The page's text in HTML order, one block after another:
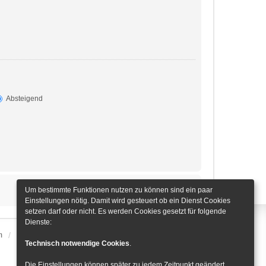
Absteigend
Um bestimmte Funktionen nutzen zu können sind ein paar
Einstellungen nötig. Damit wird gesteuert ob ein Dienst Cookies
setzen darf oder nicht. Es werden Cookies gesetzt für folgende
Dienste:
Technisch notwendige Cookies.